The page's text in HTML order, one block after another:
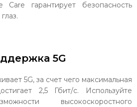
Care гарантирует безопасность
5G
5G, за счет чего максимальная
2,5 Гбит/с. Используйте
высокоскоростного